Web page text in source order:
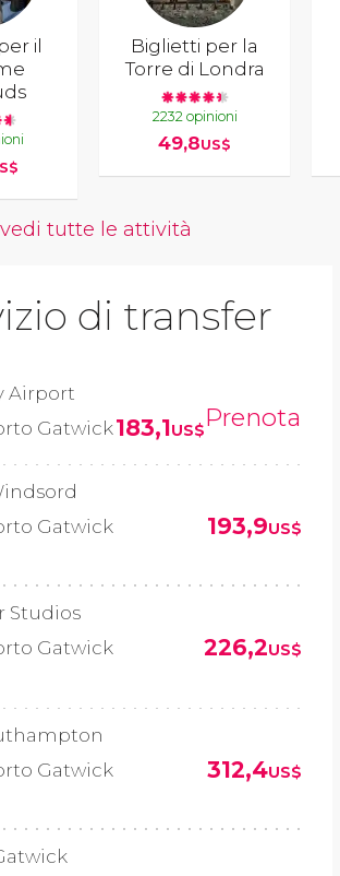
il
Biglietti per la
Torre di Londra
2232 opinioni
49,8US$
vedi tutte le attività
di transfer
Airport
Gatwick183,1US$Prenota
Gatwick
193,9US$
Studios
Gatwick
226,2US$
Gatwick
312,4US$